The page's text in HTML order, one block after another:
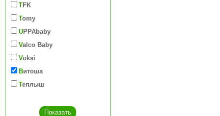
TFK
Tomy
UPPAbaby
Valco Baby
Voksi
Витоша
Теплыш